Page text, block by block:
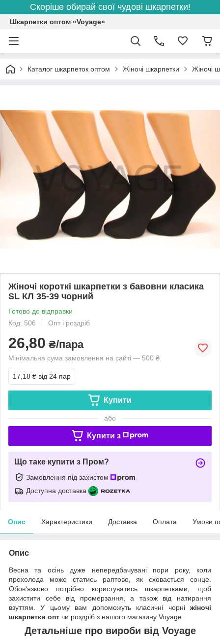
Скоріше обирай свої чудові шкарпетки!
Шкарпетки оптом «Voyage»
Каталог шкарпеток оптом Жіночі шкарпетки Жіночі
Жіночі короткі шкарпетки з бавовни класика
SL КЛ 35-39 чорний
Готово до відправки
Код: 506
Опт і роздріб
26,80 ₴/пара
Мінімальна сума замовлення на сайті — 500 ₴
17,18 ₴ від 24 пар
Купити
або
Купити з
Що таке купити з Пром?
Замовлення під захистом
Доступна доставка
Опис Характеристики Доставка Оплата Умови
Опис
Весна та осінь дуже непередбачувані пори року, коли
прохолода може статись раптово, як сховається сонце.
Обов'язково потрібно користуватись шкарпетками, щоб
захистити себе від промерзання, а також від натирання
взуттям. У цьому вам допоможуть класичні чорні жіночі
шкарпетки опт чи роздріб з нашого магазину Voyage.
Детальніше про вироби від Voyage